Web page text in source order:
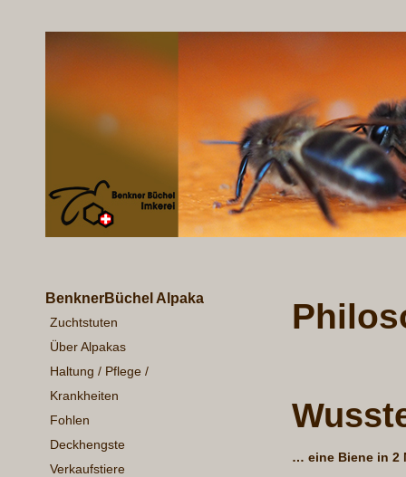
BenknerBüchel Alpaka
Zuchtstuten
Über Alpakas
Haltung / Pflege /
Krankheiten
Fohlen
Deckhengste
Verkaufstiere
… eine Biene in 2